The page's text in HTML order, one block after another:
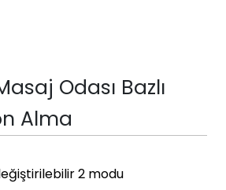
Odası Bazlı
Alma
2 modu